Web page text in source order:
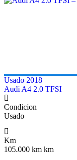
Usado 2018
Audi A4 2.0 TFSI
Condicion
Usado
Km
105.000 km km